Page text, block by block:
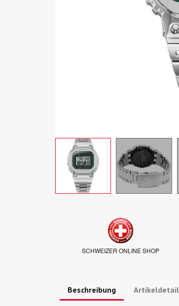
SCHWEIZER ONLINE SHOP
Beschreibung